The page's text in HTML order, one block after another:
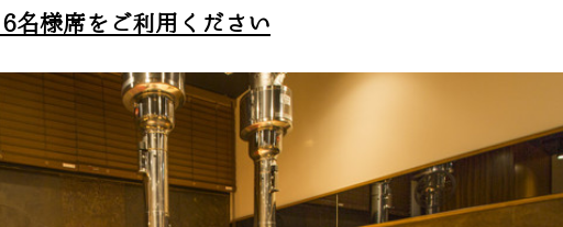
6名様席をご利用ください